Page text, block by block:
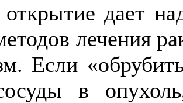
дает
лечения
Если
в